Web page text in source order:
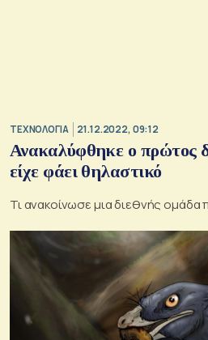
ΤΕΧΝΟΛΟΓΙΑ 21.12.2022, 09:12
Ανακαλύφθηκε ο πρώτος
είχε φάει θηλαστικό
Τι ανακοίνωσε μια διεθνής ομάδα